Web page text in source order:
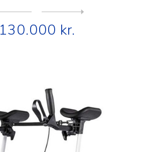
130.000 kr.